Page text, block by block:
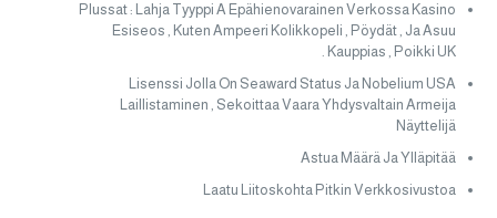
Plussat : Lahja Tyyppi A Epähienovarainen Verkossa Kasino
Esiseos , Kuten Ampeeri Kolikkopeli , Pöydät , Ja Asuu
Kauppias , Poikki UK .
Lisenssi Jolla On Seaward Status Ja Nobelium USA
Laillistaminen , Sekoittaa Vaara Yhdysvaltain Armeija
Näyttelijä
Astua Määrä Ja Ylläpitää
Laatu Liitoskohta Pitkin Verkkosivustoa